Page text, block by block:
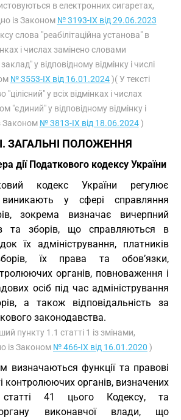
в електронних сигаретах,
із Законом № 3193-IX від 29.06.2023
слова "реабілітаційна установа" в
і числах замінено словами
у відповідному відмінку і числі
№ 3553-IX від 16.01.2024)( У тексті
"цілісний" у всіх відмінках і числах
"єдиний" у відповідному відмінку і
Законом № 3813-IX від 18.06.2024)
ЗАГАЛЬНІ ПОЛОЖЕННЯ
дії Податкового кодексу України
кодекс України регулює
у сфері справляння
зокрема визначає вичерпний
та зборів, що справляються в
їх адміністрування, платників
їх права та обов’язки,
органів, повноваження і
осіб під час адміністрування
а також відповідальність за
законодавства.
пункту 1.1 статті 1 із змінами,
із Законом № 466-IX від 16.01.2020 )
визначаються функції та правові
контролюючих органів, визначених
41 цього Кодексу, та
виконавчої влади, що